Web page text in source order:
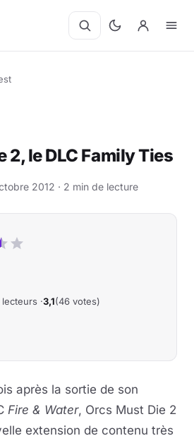
2, le DLC Family Ties
2012 · 2 min de lecture
·3,1(46 votes)
après la sortie de son
Fire & Water, Orcs Must Die 2
extension de contenu très